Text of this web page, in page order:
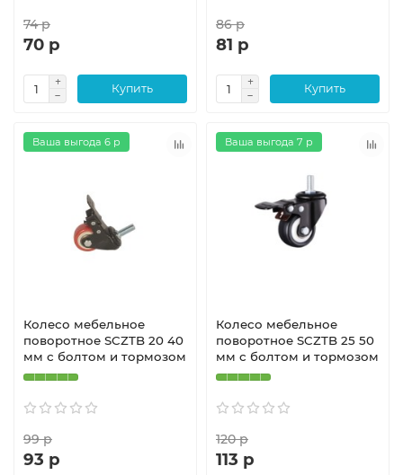
74 р
70 р
Купить
86 р
81 р
Купить
Ваша выгода 6 р
Колесо мебельное
поворотное SCZTB 20 40
мм с болтом и тормозом
99 р
93 р
Ваша выгода 7 р
Колесо мебельное
поворотное SCZTB 25 50
мм с болтом и тормозом
120 р
113 р